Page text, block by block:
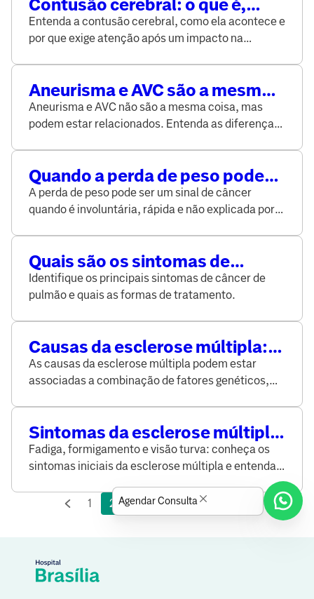
Contusão cerebral: o que é,
causas e o que acontece no
cérebro
Entenda a contusão cerebral, como ela acontece e
por que exige atenção após um impacto na
Aneurisma e AVC são a mesma
coisa? Entenda as diferenças e
a relação entre eles
Aneurisma e AVC não são a mesma coisa, mas
podem estar relacionados. Entenda as diferenças,
Quando a perda de peso pode
ser sinal de câncer e quando
procurar um médico
A perda de peso pode ser um sinal de câncer
quando é involuntária, rápida e não explicada por
Quais são os sintomas de
câncer de pulmão? Saiba quais
são sinais de alerta
Identifique os principais sintomas de câncer de
pulmão e quais as formas de tratamento.
Causas da esclerose múltipla:
quais são os fatores associados
à doença?
As causas da esclerose múltipla podem estar
associadas a combinação de fatores genéticos,
Sintomas da esclerose múltipla:
o que seu corpo pode estar
sinalizando
Fadiga, formigamento e visão turva: conheça os
sintomas iniciais da esclerose múltipla e entenda a
1
2 3 ... 22 23
Agendar Consulta